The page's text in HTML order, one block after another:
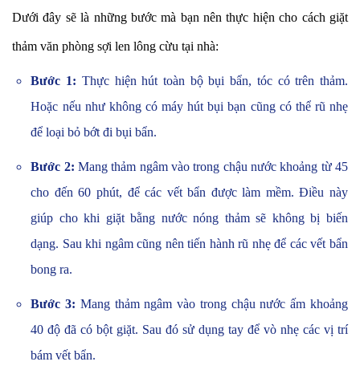
Dưới đây sẽ là những bước mà bạn nên thực hiện cho cách giặt
thảm văn phòng sợi len lông cừu tại nhà:
Bước 1: Thực hiện hút toàn bộ bụi bẩn, tóc có trên thảm.
Hoặc nếu như không có máy hút bụi bạn cũng có thể rũ nhẹ
để loại bỏ bớt đi bụi bẩn.
Bước 2: Mang thảm ngâm vào trong chậu nước khoảng từ 45
cho đến 60 phút, để các vết bẩn được làm mềm. Điều này
giúp cho khi giặt bằng nước nóng thảm sẽ không bị biến
dạng. Sau khi ngâm cũng nên tiến hành rũ nhẹ để các vết bẩn
bong ra.
Bước 3: Mang thảm ngâm vào trong chậu nước ấm khoảng
40 độ đã có bột giặt. Sau đó sử dụng tay để vò nhẹ các vị trí
bám vết bẩn.